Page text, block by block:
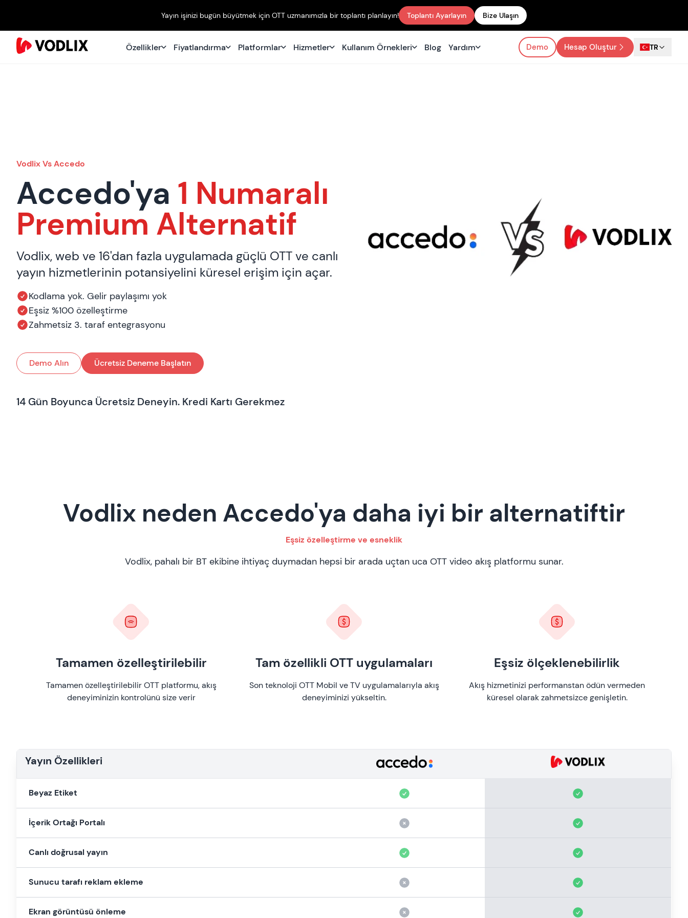
Yayın işinizi bugün büyütmek için OTT uzmanımızla bir toplantı planlayın! Toplantı Ayarlayın Bize Ulaşın
Özellikler Fiyatlandırma Platformlar Hizmetler Kullanım Örnekleri Blog Yardım Demo Hesap Oluştur TR
Vodlix Vs Accedo
Accedo'ya 1 Numaralı
Premium Alternatif
Vodlix, web ve 16'dan fazla uygulamada güçlü OTT ve canlı
yayın hizmetlerinin potansiyelini küresel erişim için açar.
Kodlama yok. Gelir paylaşımı yok
Eşsiz %100 özelleştirme
Zahmetsiz 3. taraf entegrasyonu
Demo Alın Ücretsiz Deneme Başlatın
14 Gün Boyunca Ücretsiz Deneyin. Kredi Kartı Gerekmez
Vodlix neden Accedo'ya daha iyi bir alternatiftir
Eşsiz özelleştirme ve esneklik
Vodlix, pahalı bir BT ekibine ihtiyaç duymadan hepsi bir arada uçtan uca OTT video akış platformu sunar.
Tamamen özelleştirilebilir
Tamamen özelleştirilebilir OTT platformu, akış
deneyiminizin kontrolünü size verir
Tam özellikli OTT uygulamaları
Son teknoloji OTT Mobil ve TV uygulamalarıyla akış
deneyiminizi yükseltin.
Eşsiz ölçeklenebilirlik
Akış hizmetinizi performanstan ödün vermeden
küresel olarak zahmetsizce genişletin.
Yayın Özellikleri
Beyaz Etiket
İçerik Ortağı Portalı
Canlı doğrusal yayın
Sunucu tarafı reklam ekleme
Ekran görüntüsü önleme